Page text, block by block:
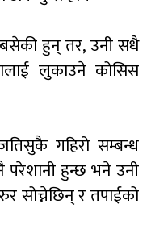
हुन् तर, उनी सधै
लुकाउने कोसिस
गहिरो सम्बन्ध
परेशानी हुन्छ भने उनी
सोच्नेछिन् र तपाईको